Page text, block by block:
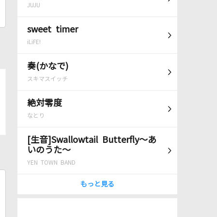
JUJU
sweet timer
iLiFE!
奏(かなで)
スキマスイッチ
絶対零度
なとり
[生音]Swallowtail Butterfly～あ
いのうた～
YEN TOWN BAND
もっと見る